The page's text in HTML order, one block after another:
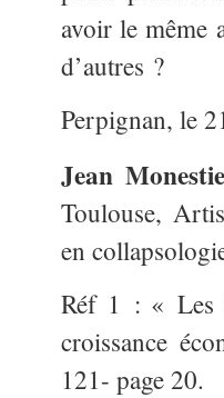
avoir le même
d’autres ?
Perpignan, le
Jean
Toulouse,
en
Réf 1 : « Les
croissance
121- page 20.